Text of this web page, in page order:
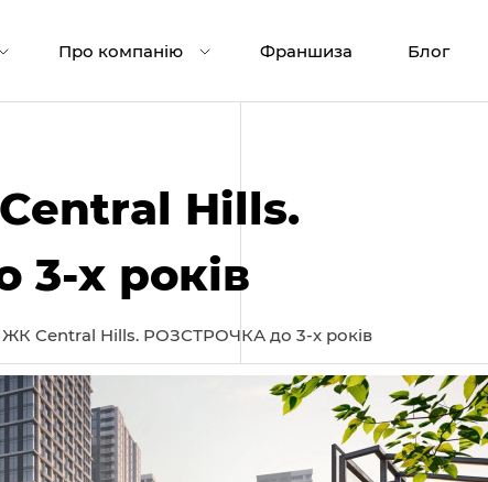
Про компанію Франшиза Блог
Hills.
х років
ЖК Central Hills. РОЗСТРОЧКА до 3-х років